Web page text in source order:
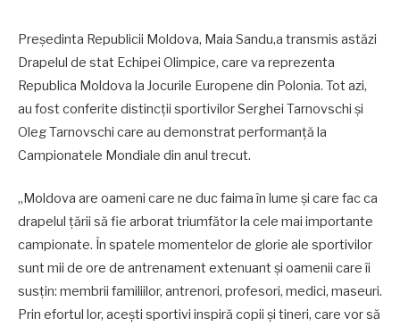
Președinta Republicii Moldova, Maia Sandu,a transmis astăzi
Drapelul de stat Echipei Olimpice, care va reprezenta
Republica Moldova la Jocurile Europene din Polonia. Tot azi,
au fost conferite distincții sportivilor Serghei Tarnovschi și
Oleg Tarnovschi care au demonstrat performanță la
Campionatele Mondiale din anul trecut.
„Moldova are oameni care ne duc faima în lume și care fac ca
drapelul țării să fie arborat triumfător la cele mai importante
campionate. În spatele momentelor de glorie ale sportivilor
sunt mii de ore de antrenament extenuant și oamenii care îi
susțin: membrii familiilor, antrenori, profesori, medici, maseuri.
Prin efortul lor, acești sportivi inspiră copii și tineri, care vor să